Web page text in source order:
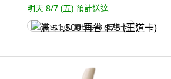
明天 8/7 (五) 預計送達
满 $1,500 再省 $75 (王道卡)